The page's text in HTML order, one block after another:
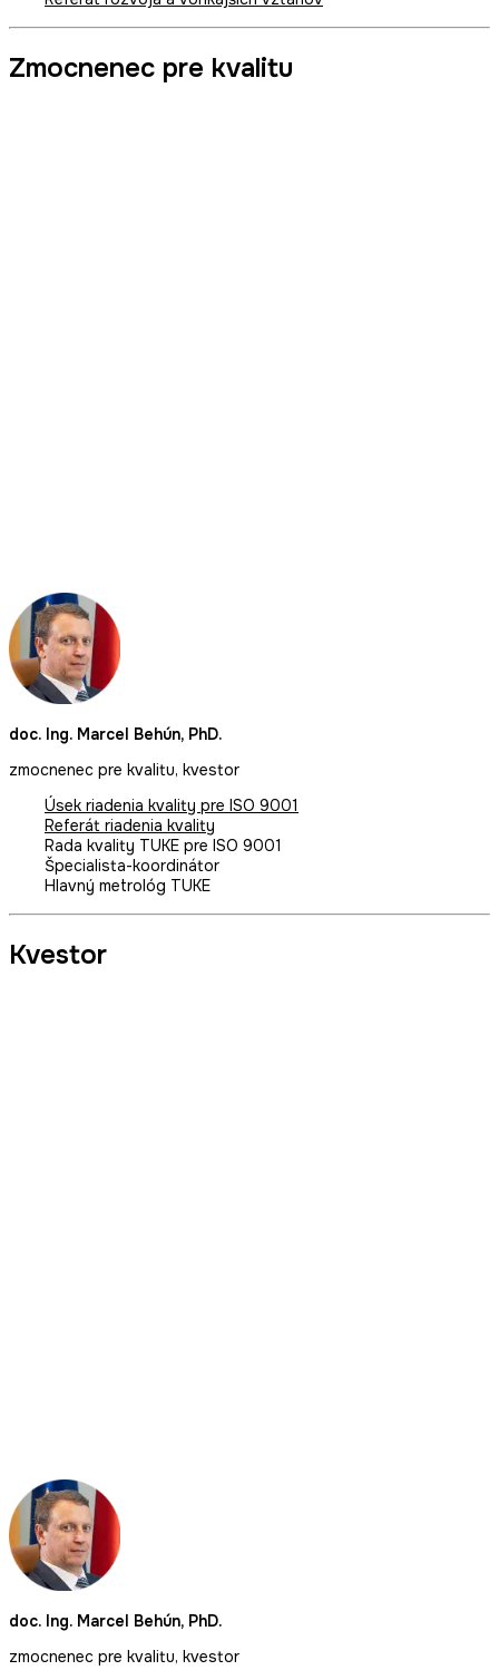
Zmocnenec pre kvalitu
doc. Ing. Marcel Behún, PhD.
zmocnenec pre kvalitu, kvestor
Úsek riadenia kvality pre ISO 9001
Referát riadenia kvality
Rada kvality TUKE pre ISO 9001
Špecialista-koordinátor
Hlavný metrológ TUKE
Kvestor
doc. Ing. Marcel Behún, PhD.
zmocnenec pre kvalitu, kvestor